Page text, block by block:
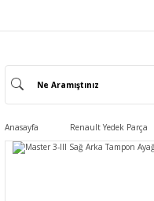
Anasayfa Renault Yedek Parça